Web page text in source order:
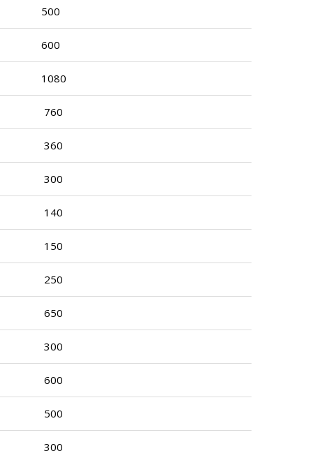
500
600
1080
760
360
300
140
150
250
650
300
600
500
300